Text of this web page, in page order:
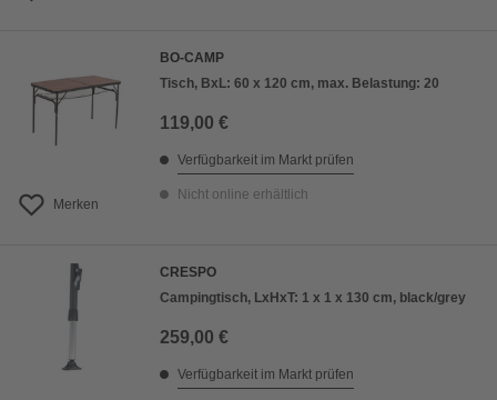
Merken
BO-CAMP
Tisch, BxL: 60 x 120 cm, max. Belastung: 20
119,00 €
Verfügbarkeit im Markt prüfen
Nicht online erhältlich
CRESPO
Campingtisch, LxHxT: 1 x 1 x 130 cm, black/grey
259,00 €
Verfügbarkeit im Markt prüfen